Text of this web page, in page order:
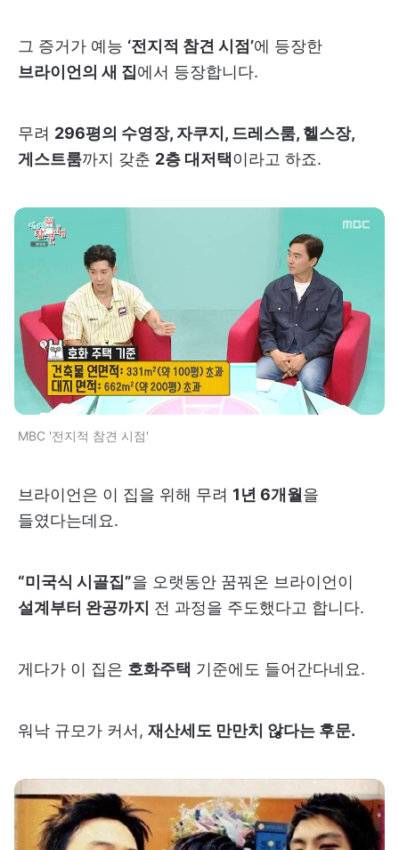
그 증거가 예능 ‘전지적 참견 시점’에 등장한
브라이언의 새 집에서 등장합니다.
무려 296평의 수영장, 자쿠지, 드레스룸, 헬스장,
게스트룸까지 갖춘 2층 대저택이라고 하죠.
MBC '전지적 참견 시점'
브라이언은 이 집을 위해 무려 1년 6개월 을
들였다는데요.
“미국식 시골집”을 오랫동안 꿈꿔온 브라이언이
설계부터 완공까지 전 과정을 주도했다고 합니다.
게다가 이 집은 호화주택 기준에도 들어간다네요.
워낙 규모가 커서, 재산세도 만만치 않다는 후문.